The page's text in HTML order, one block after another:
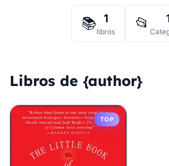
📚 1
libros 📂
Libros de {author}
TOP